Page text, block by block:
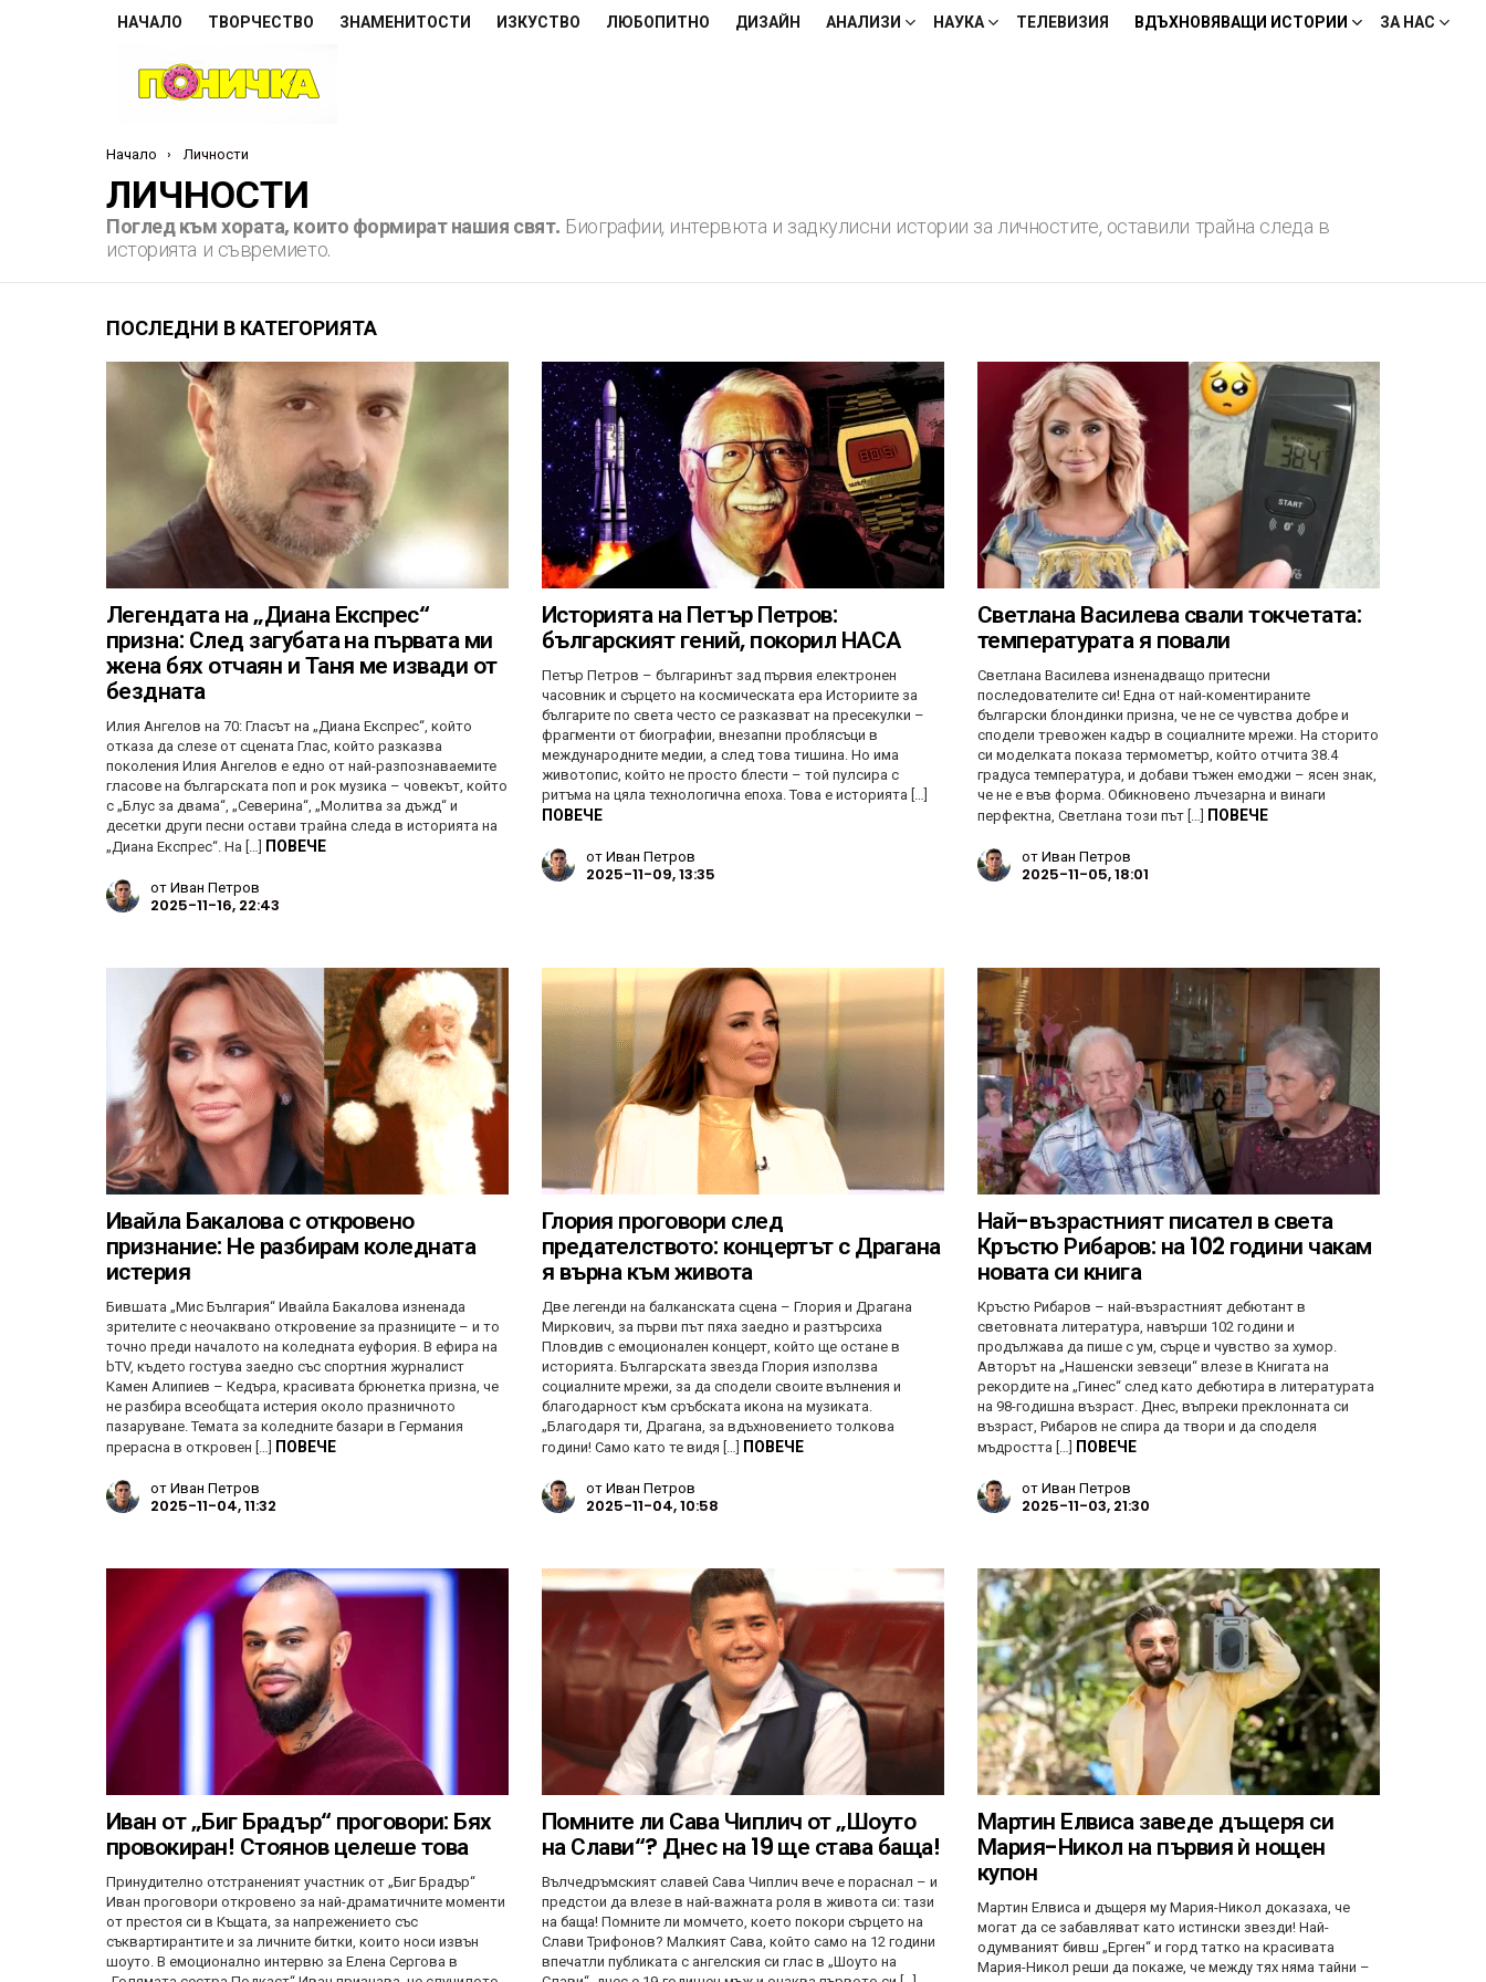
НАЧАЛО ТВОРЧЕСТВО ЗНАМЕНИТОСТИ ИЗКУСТВО ЛЮБОПИТНО ДИЗАЙН АНАЛИЗИ НАУКА ТЕЛЕВИЗИЯ ВДЪХНОВЯВАЩИ ИСТОРИИ ЗА НАС
Ти си тук:
Начало Личности
ЛИЧНОСТИ
Поглед към хората, които формират нашия свят. Биографии, интервюта и задкулисни истории за личностите, оставили трайна следа в
историята и съвремието.
ПОСЛЕДНИ В КАТЕГОРИЯТА
Легендата на „Диана Експрес“
призна: След загубата на първата ми
жена бях отчаян и Таня ме извади от
бездната
Илия Ангелов на 70: Гласът на „Диана Експрес“, който
отказа да слезе от сцената Глас, който разказва
поколения Илия Ангелов е едно от най-разпознаваемите
гласове на българската поп и рок музика – човекът, който
с „Блус за двама“, „Северина“, „Молитва за дъжд“ и
десетки други песни остави трайна следа в историята на
„Диана Експрес“. На […] ПОВЕЧЕ
отИван Петров
2025-11-16, 22:43
Историята на Петър Петров:
българският гений, покорил НАСА
Петър Петров – българинът зад първия електронен
часовник и сърцето на космическата ера Историите за
българите по света често се разказват на пресекулки –
фрагменти от биографии, внезапни проблясъци в
международните медии, а след това тишина. Но има
животопис, който не просто блести – той пулсира с
ритъма на цяла технологична епоха. Това е историята […]
ПОВЕЧЕ
отИван Петров
2025-11-09, 13:35
Светлана Василева свали токчетата:
температурата я повали
Светлана Василева изненадващо притесни
последователите си! Една от най-коментираните
български блондинки призна, че не се чувства добре и
сподели тревожен кадър в социалните мрежи. На сторито
си моделката показа термометър, който отчита 38.4
градуса температура, и добави тъжен емоджи – ясен знак,
че не е във форма. Обикновено лъчезарна и винаги
перфектна, Светлана този път […] ПОВЕЧЕ
отИван Петров
2025-11-05, 18:01
Ивайла Бакалова с откровено
признание: Не разбирам коледната
истерия
Бившата „Мис България“ Ивайла Бакалова изненада
зрителите с неочаквано откровение за празниците – и то
точно преди началото на коледната еуфория. В ефира на
bTV, където гостува заедно със спортния журналист
Камен Алипиев – Кедъра, красивата брюнетка призна, че
не разбира всеобщата истерия около празничното
пазаруване. Темата за коледните базари в Германия
прерасна в откровен […] ПОВЕЧЕ
отИван Петров
2025-11-04, 11:32
Глория проговори след
предателството: концертът с Драгана
я върна към живота
Две легенди на балканската сцена – Глория и Драгана
Миркович, за първи път пяха заедно и разтърсиха
Пловдив с емоционален концерт, който ще остане в
историята. Българската звезда Глория използва
социалните мрежи, за да сподели своите вълнения и
благодарност към сръбската икона на музиката.
„Благодаря ти, Драгана, за вдъхновението толкова
години! Само като те видя […] ПОВЕЧЕ
отИван Петров
2025-11-04, 10:58
Най-възрастният писател в света
Кръстю Рибаров: на 102 години чакам
новата си книга
Кръстю Рибаров – най-възрастният дебютант в
световната литература, навърши 102 години и
продължава да пише с ум, сърце и чувство за хумор.
Авторът на „Нашенски зевзеци“ влезе в Книгата на
рекордите на „Гинес“ след като дебютира в литературата
на 98-годишна възраст. Днес, въпреки преклонната си
възраст, Рибаров не спира да твори и да споделя
мъдростта […] ПОВЕЧЕ
отИван Петров
2025-11-03, 21:30
Иван от „Биг Брадър“ проговори: Бях
провокиран! Стоянов целеше това
Принудително отстраненият участник от „Биг Брадър“
Иван проговори откровено за най-драматичните моменти
от престоя си в Къщата, за напрежението със
съквартирантите и за личните битки, които носи извън
шоуто. В емоционално интервю за Елена Сергова в
Помните ли Сава Чиплич от „Шоуто
на Слави“? Днес на 19 ще става баща!
Вълчедръмският славей Сава Чиплич вече е пораснал – и
предстои да влезе в най-важната роля в живота си: тази
на баща! Помните ли момчето, което покори сърцето на
Слави Трифонов? Малкият Сава, който само на 12 години
впечатли публиката с ангелския си глас в „Шоуто на
Мартин Елвиса заведе дъщеря си
Мария-Никол на първия ѝ нощен
купон
Мартин Елвиса и дъщеря му Мария-Никол доказаха, че
могат да се забавляват като истински звезди! Най-
одумваният бивш „Ерген“ и горд татко на красивата
Мария-Никол реши да покаже, че между тях няма тайни –